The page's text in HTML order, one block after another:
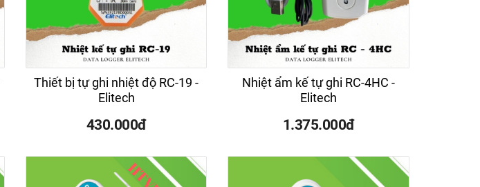
Thiết bị tự ghi nhiệt độ RC-19 -
Elitech
430.000đ
Nhiệt ẩm kế tự ghi RC-4HC -
Elitech
1.375.000đ